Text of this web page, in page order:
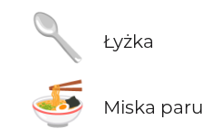
🥄 Łyżka
🍜 Miska